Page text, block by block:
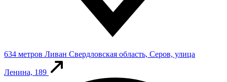
634 метров Ливан Свердловская область, Серов, улица
Ленина, 189